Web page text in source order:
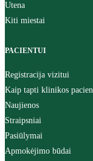
Utena
Kiti miestai
PACIENTUI
Registracija vizitui
Kaip tapti klinikos
Naujienos
Straipsniai
Pasiūlymai
Apmokėjimo būdai